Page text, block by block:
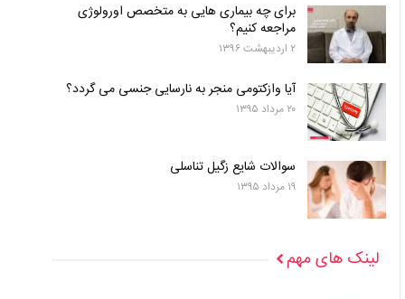
برای چه بیماری هایی به متخصص اورولوژی
مراجعه کنیم؟
۲ اردیبهشت ۱۳۹۶
آیا وازکتومی منجر به نارسایی جنسی می گردد؟
۲۰ مرداد ۱۳۹۵
سوالات شایع زگیل تناسلی
۱۹ مرداد ۱۳۹۵
لینک های مهم